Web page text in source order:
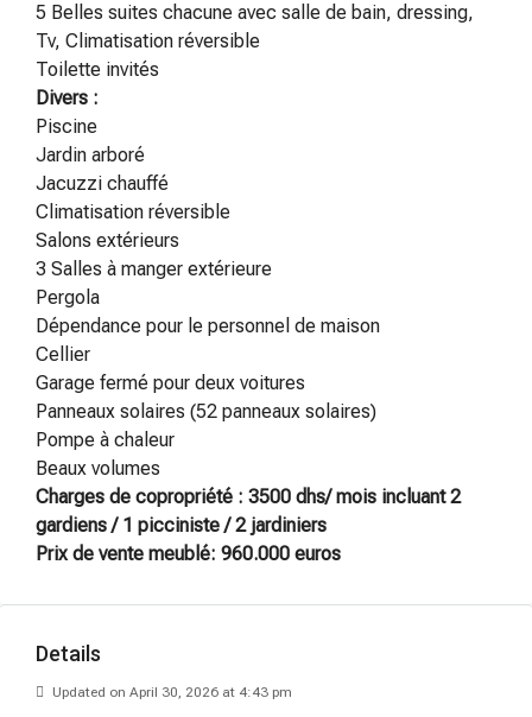
5 Belles suites chacune avec salle de bain, dressing,
Tv, Climatisation réversible
Toilette invités
Divers :
Piscine
Jardin arboré
Jacuzzi chauffé
Climatisation réversible
Salons extérieurs
3 Salles à manger extérieure
Pergola
Dépendance pour le personnel de maison
Cellier
Garage fermé pour deux voitures
Panneaux solaires (52 panneaux solaires)
Pompe à chaleur
Beaux volumes
Charges de copropriété : 3500 dhs/ mois incluant 2
gardiens / 1 picciniste / 2 jardiniers
Prix de vente meublé: 960.000 euros
Details
Updated on April 30, 2026 at 4:43 pm